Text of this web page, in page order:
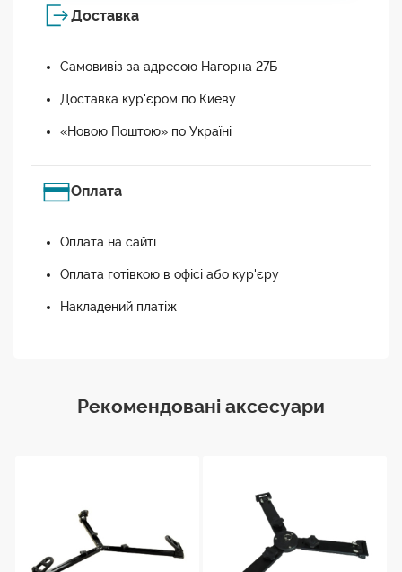
Доставка
Самовивіз за адресою Нагорна 27Б
Доставка кур'єром по Киеву
«Новою Поштою» по Україні
Оплата
Оплата на сайті
Оплата готівкою в офісі або кур'єру
Накладений платіж
Рекомендовані аксесуари